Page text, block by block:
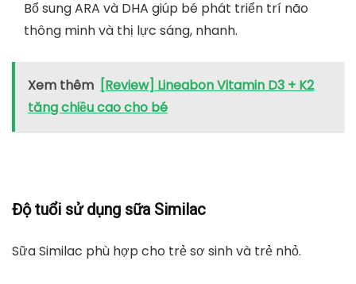
Bổ sung ARA và DHA giúp bé phát triển trí não
thông minh và thị lực sáng, nhanh.
Xem thêm [Review] Lineabon Vitamin D3 + K2
tăng chiều cao cho bé
Độ tuổi sử dụng sữa Similac
Sữa Similac phù hợp cho trẻ sơ sinh và trẻ nhỏ.